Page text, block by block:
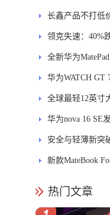
长鑫产品不打低
士
领克失速：40%
释
全新华为
录
华为WATCH GT
新体验
全球最轻12英寸
MatePad Pro正式
华为nova 16 SE
安全与轻薄新突
区双像素技术防
新款MateBook
热门文章